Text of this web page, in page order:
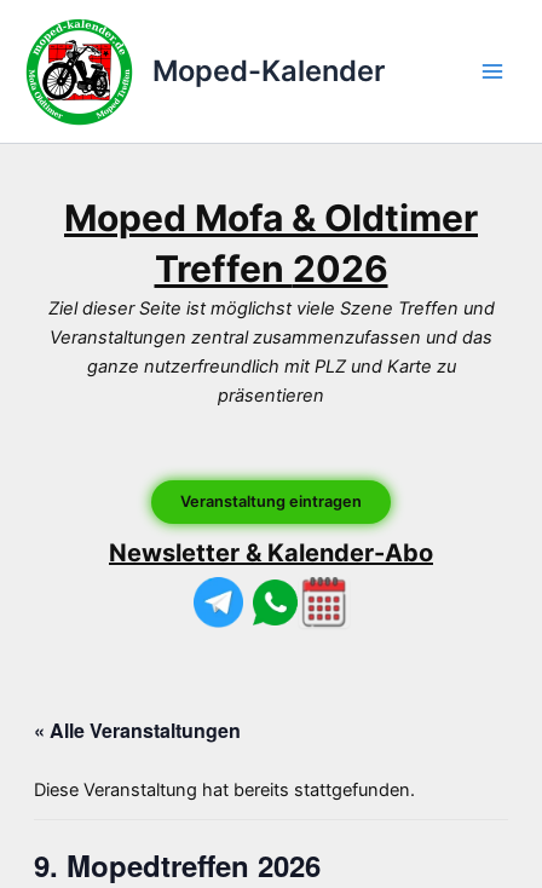
Inhalt
springen
Moped-Kalender
Moped Mofa & Oldtimer
Treffen 2026
Ziel dieser Seite ist möglichst viele Szene Treffen und
Veranstaltungen zentral zusammenzufassen und das
ganze nutzerfreundlich mit PLZ und Karte zu
präsentieren
Veranstaltung eintragen
Newsletter & Kalender-Abo
« Alle Veranstaltungen
Diese Veranstaltung hat bereits stattgefunden.
9. Mopedtreffen 2026